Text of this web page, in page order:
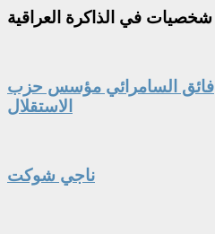
شخصيات في الذاكرة العراقية
فائق السامرائي مؤسس حزب
الاستقلال
ناجي شوكت